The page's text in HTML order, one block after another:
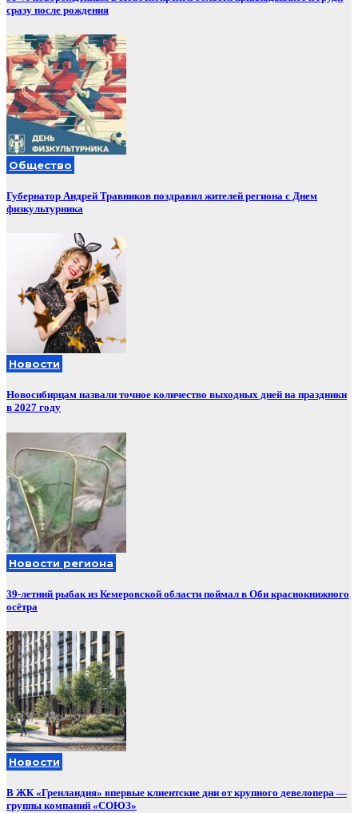
сразу после рождения
Общество
Губернатор Андрей Травников поздравил жителей региона с Днем
физкультурника
Новости
Новосибирцам назвали точное количество выходных дней на праздники
в 2027 году
Новости региона
39-летний рыбак из Кемеровской области поймал в Оби краснокнижного
осётра
Новости
В ЖК «Гренландия» впервые клиентские дни от крупного девелопера —
группы компаний «СОЮЗ»